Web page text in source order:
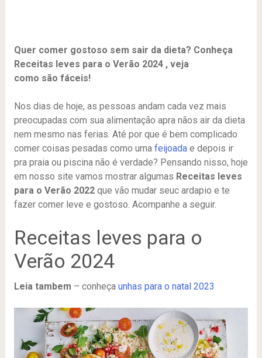
Quer comer gostoso sem sair da dieta? Conheça
Receitas leves para o Verão 2024 , veja
como são fáceis!
Nos dias de hoje, as pessoas andam cada vez mais
preocupadas com sua alimentação apra nãos air da dieta
nem mesmo nas ferias. Até por que é bem complicado
comer coisas pesadas como uma feijoadae depois ir
pra praia ou piscina não é verdade? Pensando nisso, hoje
em nosso site vamos mostrar algumas Receitas leves
para o Verão 2022 que vão mudar seuc ardapio e te
fazer comer leve e gostoso. Acompanhe a seguir.
Receitas leves para o
Verão 2024
Leia tambem – conheça unhas para o natal 2023